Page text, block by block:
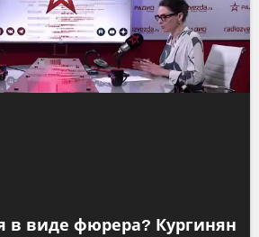
в виде фюрера? Кургинян